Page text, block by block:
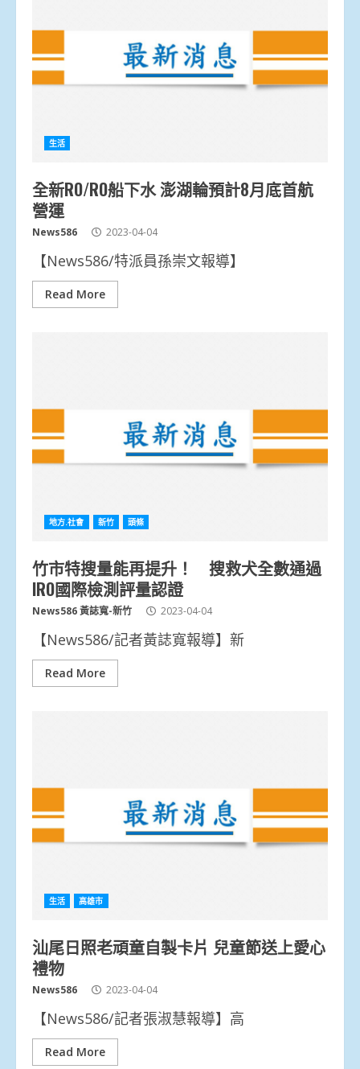
生活
全新RO/RO船下水 澎湖輪預計8月底首航
營運
News586 2023-04-04
【News586/特派員孫崇文報導】
Read More
地方.社會 新竹 頭條
竹市特搜量能再提升！ 搜救犬全數通過
IRO國際檢測評量認證
News586 黃誌寬-新竹 2023-04-04
【News586/記者黃誌寬報導】新
Read More
生活 高雄市
汕尾日照老頑童自製卡片 兒童節送上愛心
禮物
News586 2023-04-04
【News586/記者張淑慧報導】高
Read More